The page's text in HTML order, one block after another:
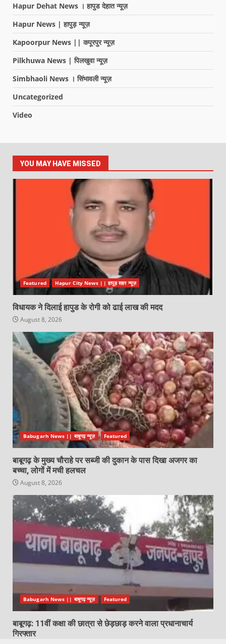
Hapur Dehat News । हापुड देहात न्यूज़
Hapur News | हापुड़ न्यूज़
Kapoorpur News || कपूरपुर न्यूज़
Pilkhuwa News | पिलखुवा न्यूज़
Simbhaoli News । सिंभावली न्यूज़
Uncategorized
Video
YOU MAY HAVE MISSED
Featured Hapur City News || हापुड़ शहर न्यूज़
विधायक ने दिलाई हापुड के रोगी को ढाई लाख की मदद
August 8, 2026
Babugarh News || बाबूगढ़ न्यूज़ Featured
बाबूगढ़ के मुख्य चौराहे पर सब्जी की दुकान के पास दिखा अजगर का
बच्चा, लोगों में मची हलचल
August 8, 2026
Babugarh News || बाबूगढ़ न्यूज़ Featured
बाबूगढ़: 11वीं कक्षा की छात्रा से छेड़छाड़ करने वाला प्रधानाचार्य
गिरफ्तार